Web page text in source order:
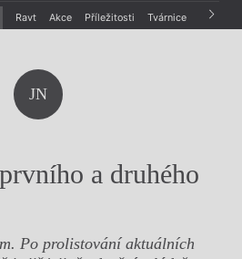
Ravt Akce Příležitosti Tvárnice Archiv
JN
a druhého
Po prolistování aktuálních